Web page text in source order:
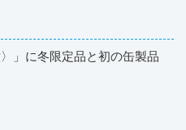
〉」に冬限定品と初の缶製品